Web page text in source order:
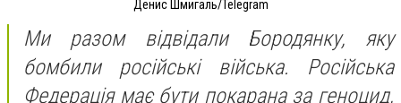
Денис Шмигаль/Telegram
Ми разом відвідали Бородянку, яку
бомбили російські війська. Російська
Федерація має бути покарана за геноцид,